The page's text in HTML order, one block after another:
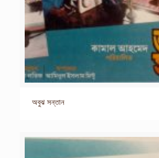
অবুঝ সন্তান